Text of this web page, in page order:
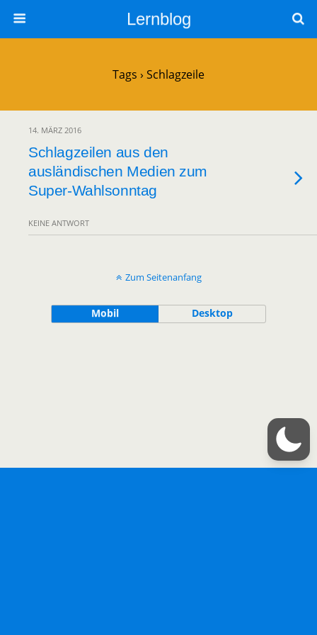
Lernblog
Tags › Schlagzeile
14. MÄRZ 2016
Schlagzeilen aus den
ausländischen Medien zum
Super-Wahlsonntag
KEINE ANTWORT
Zum Seitenanfang
Mobil Desktop